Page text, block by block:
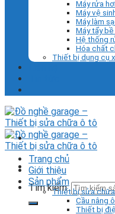
Máy rửa
Máy vệ
Máy làm
Máy tẩy
Hệ thống
Hóa chất
Thiết bị dụng cụ
Tìm kiếm:
Trang chủ
Giới thiệu
Sản phẩm
Thiết bị sửa
Cầu nâng
Thiết bị